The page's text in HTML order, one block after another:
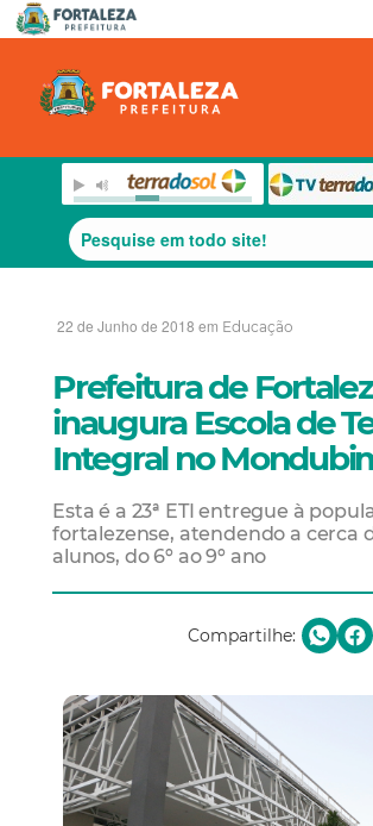
22 de Junho de 2018 em Educação
Prefeitura de
inaugura Escola de
Integral no
Esta é a 23ª ETI entregue à
fortalezense, atendendo a cerca
alunos, do 6º ao 9º ano
Compartilhe: